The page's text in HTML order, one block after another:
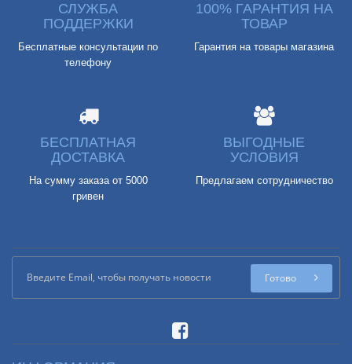
СЛУЖБА
ПОДДЕРЖКИ
Бесплатные консультации по
телефону
100% ГАРАНТИЯ НА
ТОВАР
Гарантия на товары магазина
БЕСПЛАТНАЯ
ДОСТАВКА
На сумму заказа от 5000
гривен
ВЫГОДНЫЕ
УСЛОВИЯ
Предлагаем сотрудничество
Готово